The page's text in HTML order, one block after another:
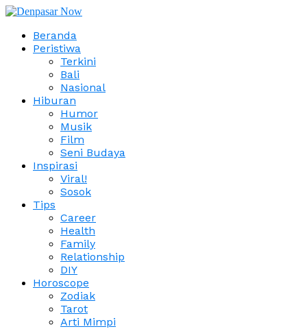
Beranda
Peristiwa
Terkini
Bali
Nasional
Hiburan
Humor
Musik
Film
Seni Budaya
Inspirasi
Viral!
Sosok
Tips
Career
Health
Family
Relationship
DIY
Horoscope
Zodiak
Tarot
Arti Mimpi